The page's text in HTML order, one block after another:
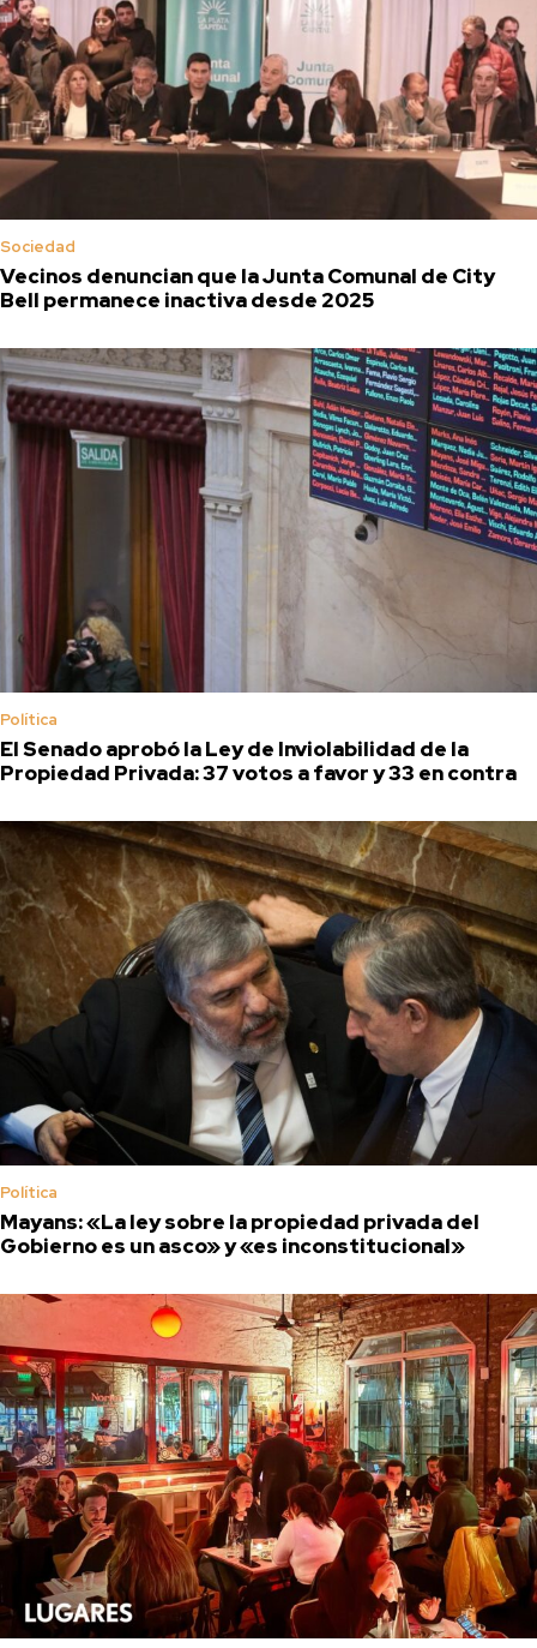
Sociedad
Vecinos denuncian que la Junta Comunal de City
Bell permanece inactiva desde 2025
Política
El Senado aprobó la Ley de Inviolabilidad de la
Propiedad Privada: 37 votos a favor y 33 en contra
Política
Mayans: «La ley sobre la propiedad privada del
Gobierno es un asco» y «es inconstitucional»